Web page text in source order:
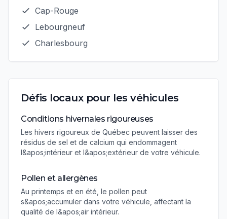
Cap-Rouge
Lebourgneuf
Charlesbourg
Défis locaux pour les véhicules
Conditions hivernales rigoureuses
Les hivers rigoureux de Québec peuvent laisser des
résidus de sel et de calcium qui endommagent
l&apos;intérieur et l&apos;extérieur de votre véhicule.
Pollen et allergènes
Au printemps et en été, le pollen peut
s&apos;accumuler dans votre véhicule, affectant la
qualité de l&apos;air intérieur.